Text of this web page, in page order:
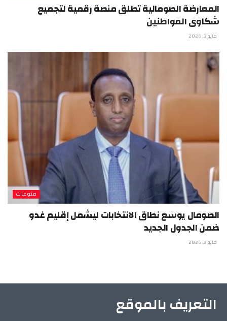
المعارضة الصومالية تطلق منصة رقمية لتجميع
شكاوى المواطنين
مايو 3, 2026
منوعات
الصومال يوسع نطاق الانتخابات ليشمل إقليم غدو
ضمن الجدول الجديد
مايو 3, 2026
التعريف بالموقع